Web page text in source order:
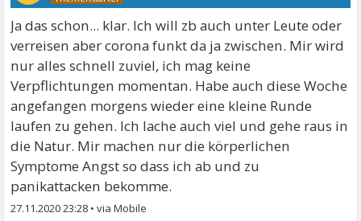
Ja das schon... klar. Ich will zb auch unter Leute oder
verreisen aber corona funkt da ja zwischen. Mir wird
nur alles schnell zuviel, ich mag keine
Verpflichtungen momentan. Habe auch diese Woche
angefangen morgens wieder eine kleine Runde
laufen zu gehen. Ich lache auch viel und gehe raus in
die Natur. Mir machen nur die körperlichen
Symptome Angst so dass ich ab und zu
panikattacken bekomme.
27.11.2020 23:28 •